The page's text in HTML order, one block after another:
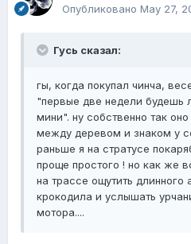
Опубликовано May 27,
Гусь сказал:
гы, когда покупал чинча,
"первые две недели будешь
мини". ну собственно так
между деревом и знаком у
раньше я на стратусе
проще простого ! но как же
на трассе ощутить длинного
крокодила и услышать
мотора....